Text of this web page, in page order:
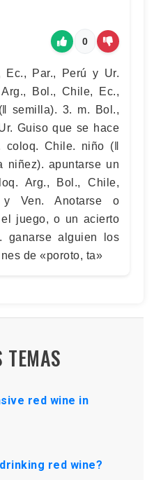
0
Ec., Par., Perú y Ur.
Bol., Chile, Ec.,
semilla). 3. m. Bol.,
Guiso que se hace
Chile. niño (‖
niñez). apuntarse un
Arg., Bol., Chile,
Ven. Anotarse o
juego, o un acierto
ganarse alguien los
de «poroto, ta»
TEMAS
red wine in
red wine?